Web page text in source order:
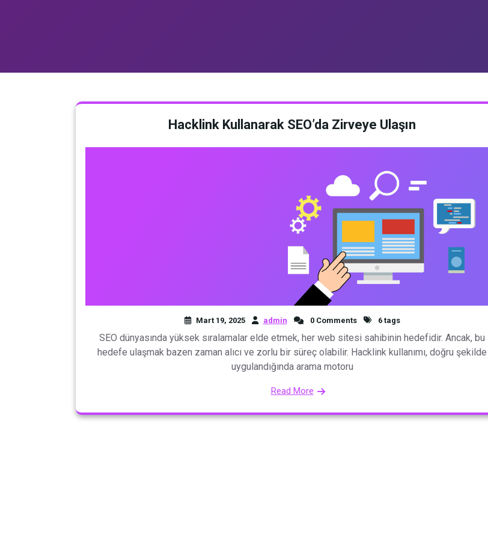
Hacklink Kullanarak SEO’da Zirveye Ulaşın
Mart 19, 2025 admin 0 Comments 6 tags
SEO dünyasında yüksek sıralamalar elde etmek, her web sitesi sahibinin hedefidir. Ancak, bu
hedefe ulaşmak bazen zaman alıcı ve zorlu bir süreç olabilir. Hacklink kullanımı, doğru şekilde
uygulandığında arama motoru
Read More